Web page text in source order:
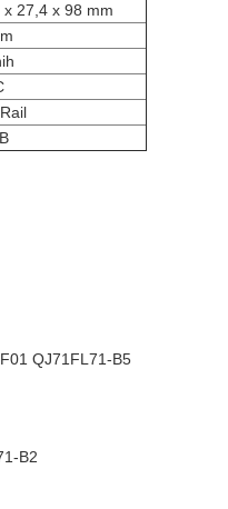
x 27,4 x 98 mm
QJ71FL71-B5
B2